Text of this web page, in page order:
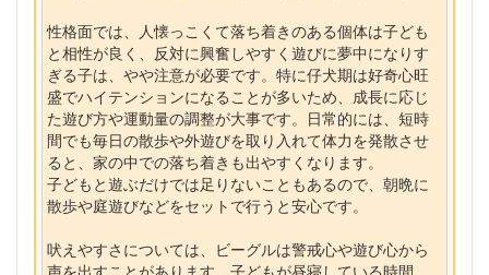
性格面では、人懐っこくて落ち着きのある個体は子ども
と相性が良く、反対に興奮しやすく遊びに夢中になりす
ぎる子は、やや注意が必要です。特に仔犬期は好奇心旺
盛でハイテンションになることが多いため、成長に応じ
た遊び方や運動量の調整が大事です。日常的には、短時
間でも毎日の散歩や外遊びを取り入れて体力を発散させ
ると、家の中での落ち着きも出やすくなります。
子どもと遊ぶだけでは足りないこともあるので、朝晩に
散歩や庭遊びなどをセットで行うと安心です。
吠えやすさについては、ビーグルは警戒心や遊び心から